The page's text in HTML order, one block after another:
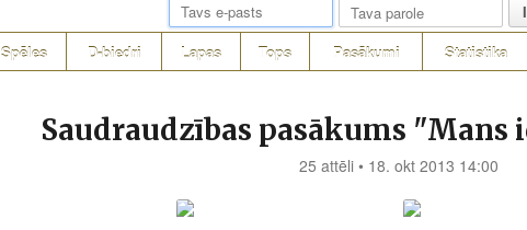
Spēles D-biedri Lapas Tops Pasākumi Statistika
Saudraudzības pasākums "Mans
25 attēli • 18. okt 2013 14:00